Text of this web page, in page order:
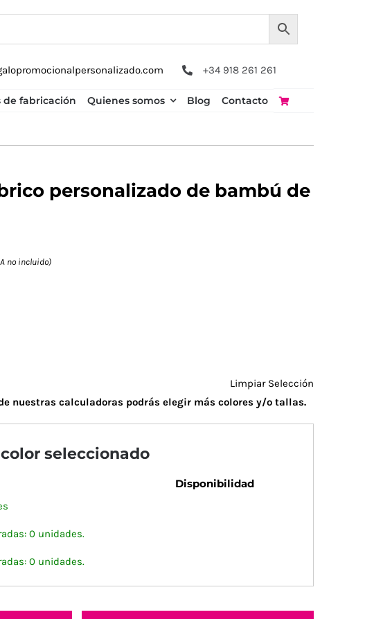
+34 918 261 261
de fabricación Quienes somos Blog Contacto
personalizado de bambú de
no incluido)
Limpiar Selección
nuestras calculadoras podrás elegir más colores y/o tallas.
seleccionado
Disponibilidad
0 unidades.
0 unidades.